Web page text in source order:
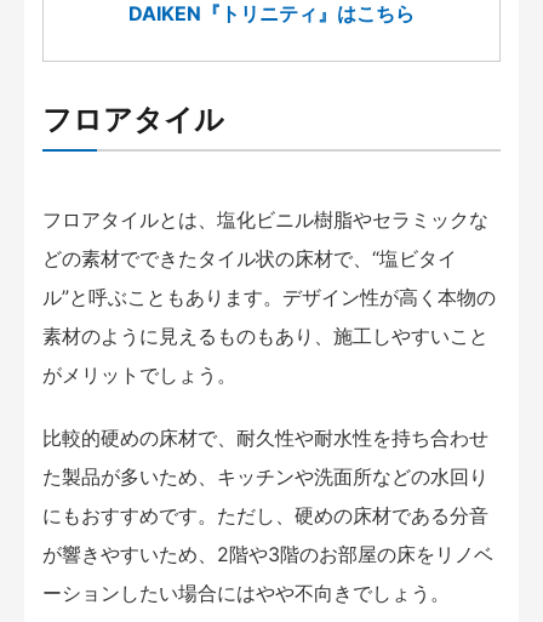
DAIKEN『トリニティ』はこちら
フロアタイル
フロアタイルとは、塩化ビニル樹脂やセラミックな
どの素材でできたタイル状の床材で、“塩ビタイ
ル”と呼ぶこともあります。デザイン性が高く本物の
素材のように見えるものもあり、施工しやすいこと
がメリットでしょう。
比較的硬めの床材で、耐久性や耐水性を持ち合わせ
た製品が多いため、キッチンや洗面所などの水回り
にもおすすめです。ただし、硬めの床材である分音
が響きやすいため、2階や3階のお部屋の床をリノベ
ーションしたい場合にはやや不向きでしょう。